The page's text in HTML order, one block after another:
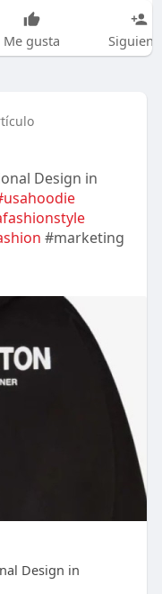
Me gusta
Design in
#marketing
Design in